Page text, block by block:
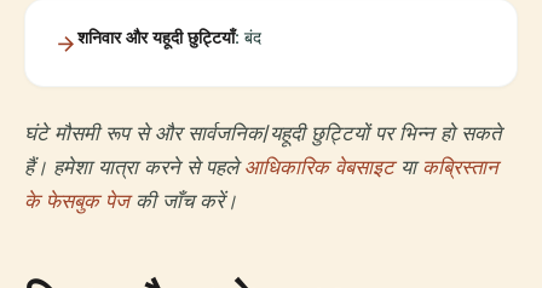
शनिवार और यहूदी छुट्टियाँ: बंद
घंटे मौसमी रूप से और सार्वजनिक/यहूदी छुट्टियों पर भिन्न हो सकते
हैं। हमेशा यात्रा करने से पहलेआधिकारिक वेबसाइटयाकब्रिस्तान
के फेसबुक पेजकी जाँच करें।